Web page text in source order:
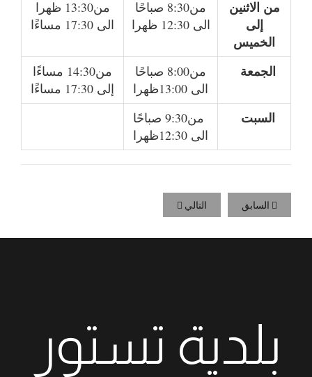
من الاثنين
إلى
الخميس
من8:30 صباحًا
الى 12:30 ظهرا
من13:30 ظهرا
الى 17:30 مساءًا
الجمعة
من8:00 صباحًا
الى 13:00ظهرا
من14:30 مساءًا
إلى 17:30 مساءًا
السبت
من9:30 صباحًا
الى 12:30ظهرا
السابق التالي
بلدية تستور